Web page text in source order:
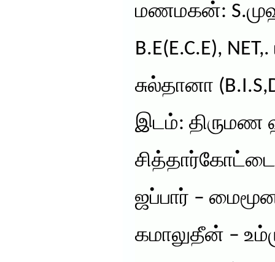
மணமகன்:
B.E(E.C.E),
சுல்தானா
இடம்: திருமண
ஜப்பார் –
கமாலுதீன் –